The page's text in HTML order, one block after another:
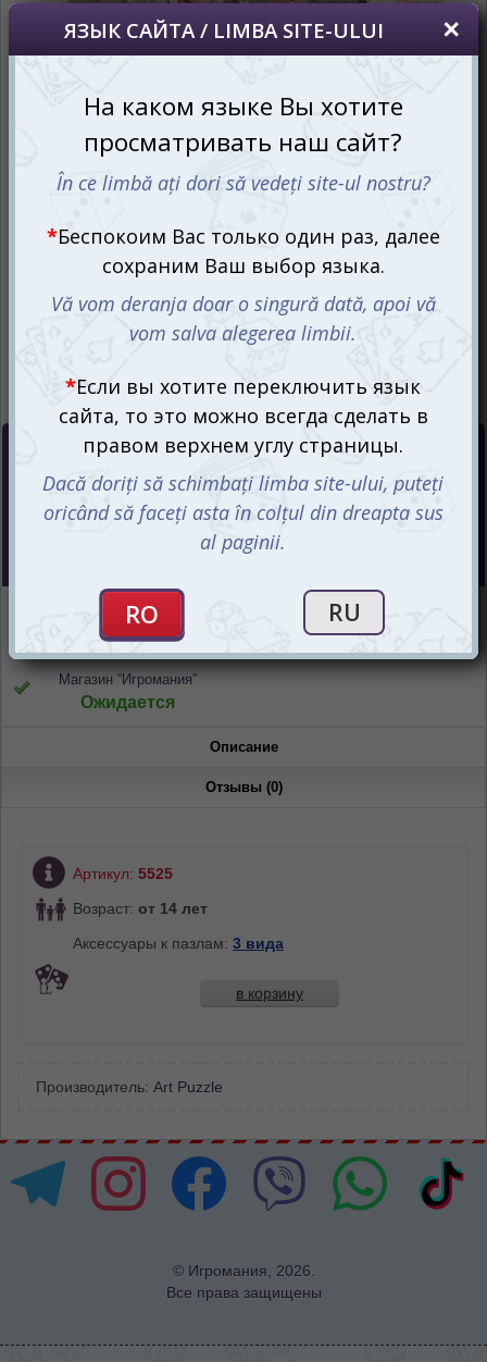
270 mdl
СООБЩИТЬ О ПОСТУПЛЕНИИ
Интернет-магазин
Ожидается
Магазин “Игромания”
Ожидается
Описание
Отзывы (0)
Артикул: 5525
Возраст: от 14 лет
Аксессуары к пазлам: 3 вида
в корзину
Производитель: Art Puzzle
© Игромания, 2026.
Все права защищены
RO